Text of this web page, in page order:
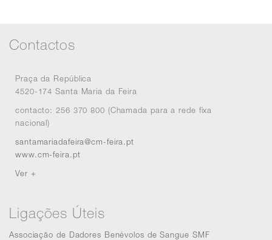
Contactos
Praça da República
4520-174 Santa Maria da Feira
contacto: 256 370 800 (Chamada para a rede fixa
nacional)
santamariadafeira@cm-feira.pt
www.cm-feira.pt
Ver +
Ligações Úteis
Associação de Dadores Benévolos de Sangue SMF